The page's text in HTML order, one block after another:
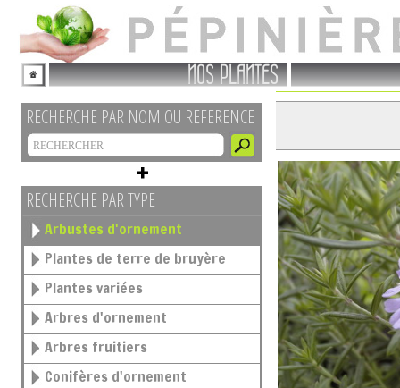
NOS PLANTES
RECHERCHE PAR NOM OU REFERENCE
RECHERCHE PAR TYPE
Arbustes d'ornement
Plantes de terre de bruyère
Plantes variées
Arbres d'ornement
Arbres fruitiers
Conifères d'ornement